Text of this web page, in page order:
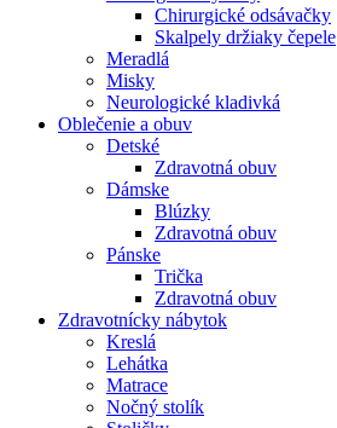
Chirurgické odsávačky
Skalpely držiaky čepele
Meradlá
Misky
Neurologické kladivká
Oblečenie a obuv
Detské
Zdravotná obuv
Dámske
Blúzky
Zdravotná obuv
Pánske
Trička
Zdravotná obuv
Zdravotnícky nábytok
Kreslá
Lehátka
Matrace
Nočný stolík